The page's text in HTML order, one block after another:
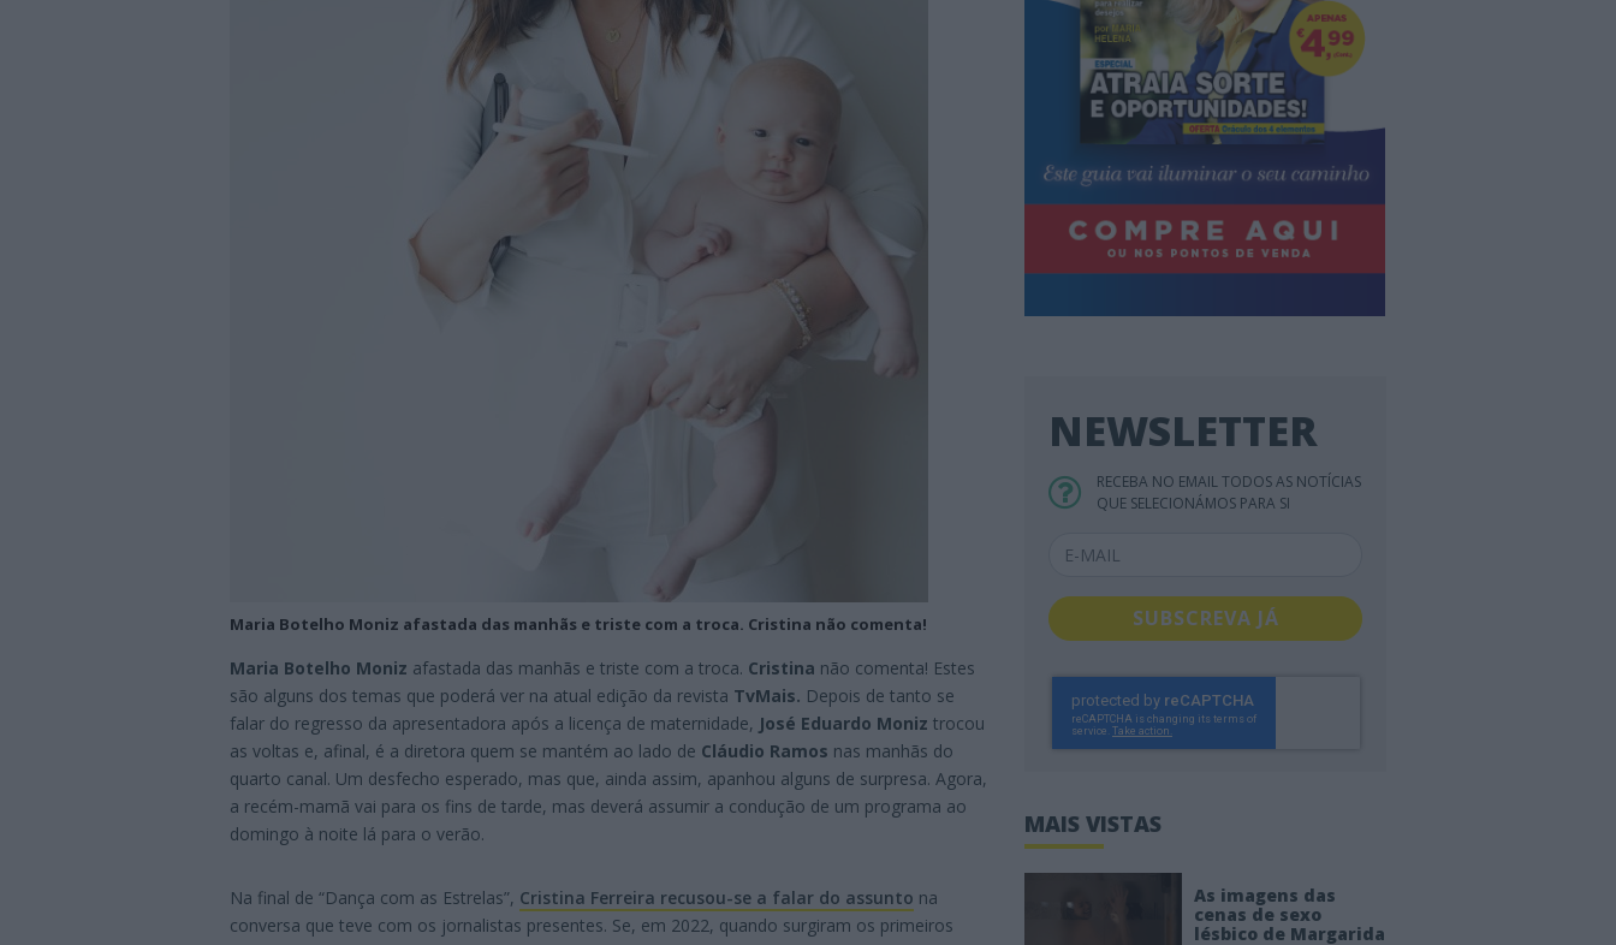
Maria Botelho Moniz afastada das manhãs e triste com a troca. Cristina não comenta!
Maria Botelho Moniz afastada das manhãs e triste com a troca. Cristina não comenta! Estes
são alguns dos temas que poderá ver na atual edição da revista TvMais. Depois de tanto se
falar do regresso da apresentadora após a licença de maternidade, José Eduardo Moniz trocou
as voltas e, afinal, é a diretora quem se mantém ao lado de Cláudio Ramos nas manhãs do
quarto canal. Um desfecho esperado, mas que, ainda assim, apanhou alguns de surpresa. Agora,
a recém-mamã vai para os fins de tarde, mas deverá assumir a condução de um programa ao
domingo à noite lá para o verão.
Na final de “Dança com as Estrelas”, Cristina Ferreira recusou-se a falar do assunto na
conversa que teve com os jornalistas presentes. Se, em 2022, quando surgiram os primeiros
NEWSLETTER
RECEBA NO EMAIL TODOS AS NOTÍCIAS
QUE SELECIONÁMOS PARA SI
SUBSCREVA JÁ
MAIS VISTAS
As imagens das
cenas de sexo
lésbico de Margarida